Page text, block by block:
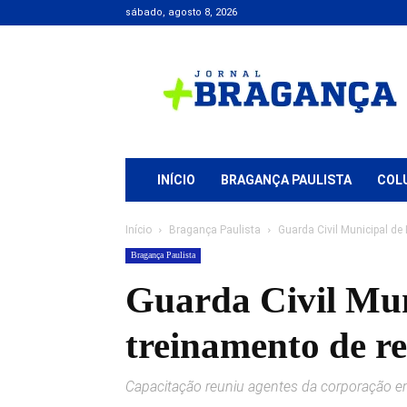
sábado, agosto 8, 2026
+
Bragança
INÍCIO BRAGANÇA PAULISTA
Início Bragança Paulista Guarda Civil Municipal
Bragança Paulista
Guarda Civil
treinamento de
Capacitação reuniu agentes da corporação